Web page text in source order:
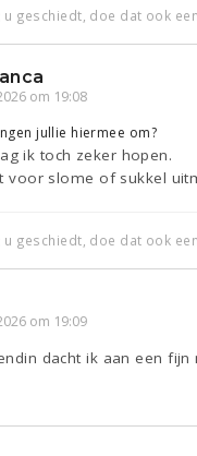
geschiedt, doe dat ook
om 19:08
jullie hiermee om?
ik toch zeker hopen.
voor slome of sukkel
geschiedt, doe dat ook
om 19:09
dacht ik aan een